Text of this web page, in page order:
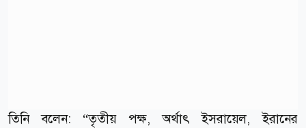
তিনি বলেন: “তৃতীয় পক্ষ, অর্থাৎ ইসরায়েল, ইরানের